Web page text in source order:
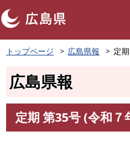
ペ
ー
頭
す
トップページ 広島県報 定
広島県報
文
定期 第35号 (令和７